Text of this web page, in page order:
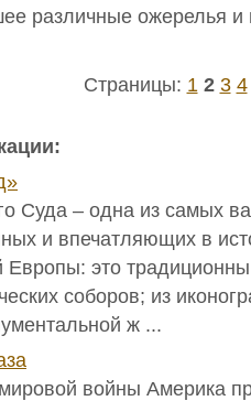
различные ожерелья и
Страницы: 1 2 3 4
Суда – одна из самых
и впечатляющих в
Европы: это
соборов; из
ж ...
войны Америка